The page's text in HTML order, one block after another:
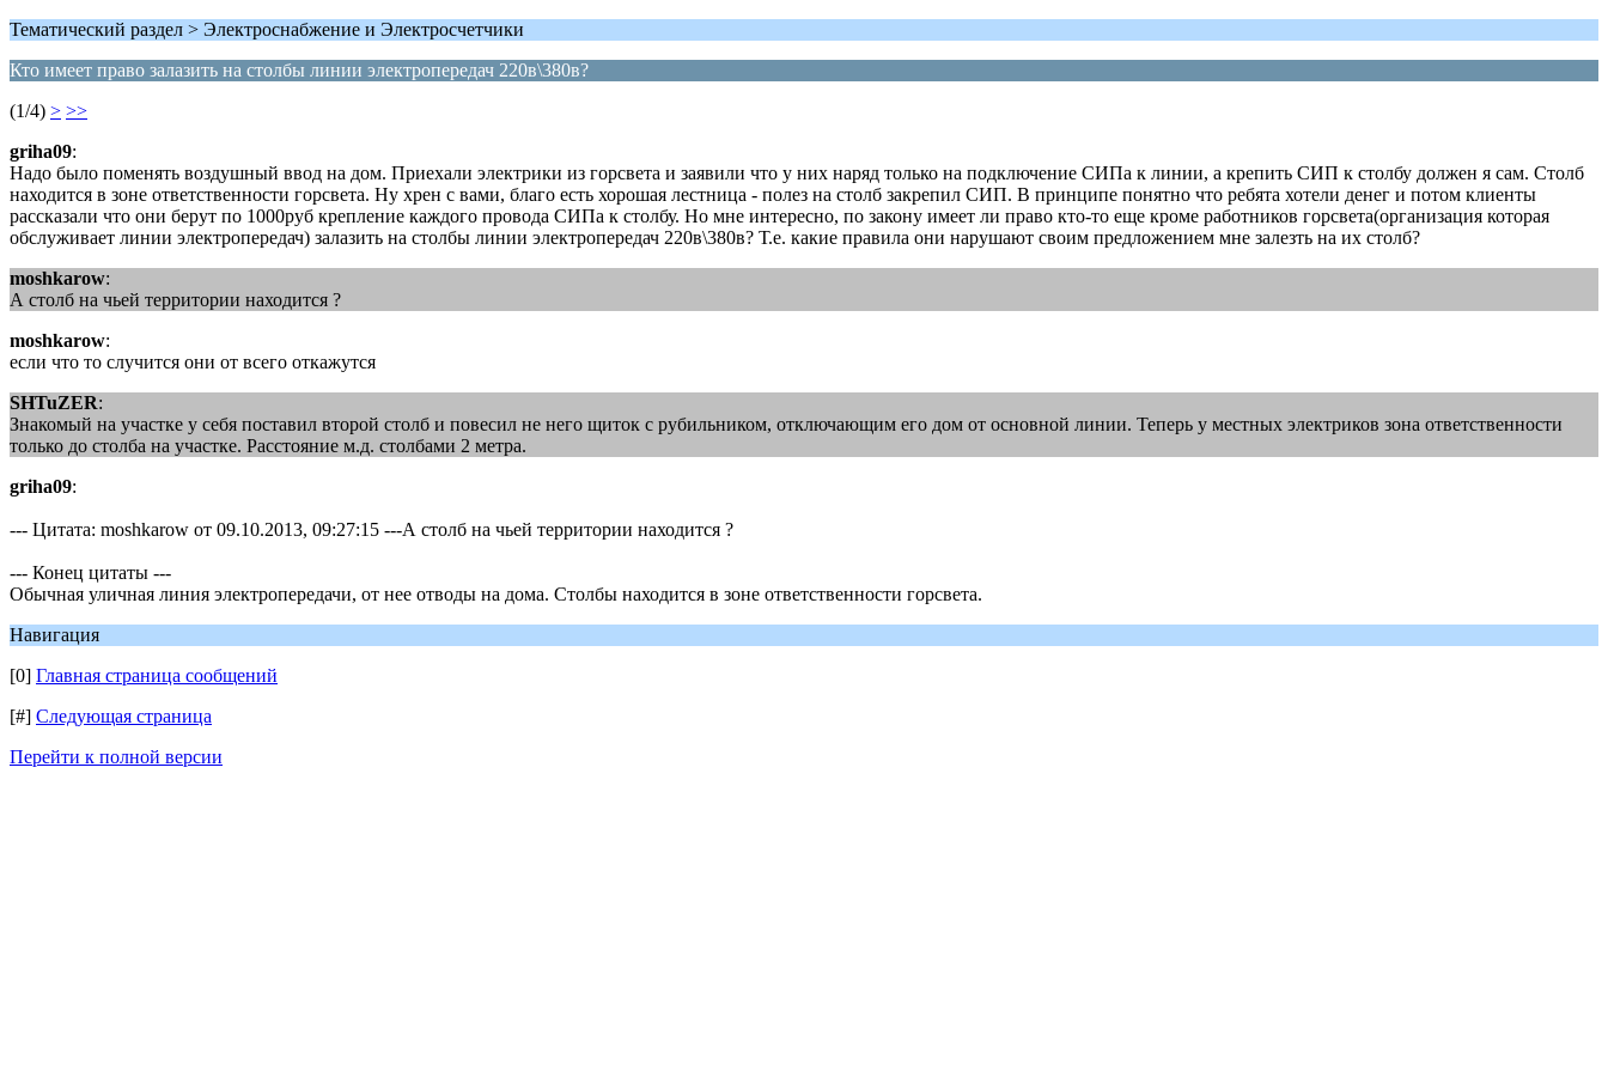
Тематический раздел > Электроснабжение и Электросчетчики
Кто имеет право залазить на столбы линии электропередач 220в\380в?
(1/4) > >>
griha09:
Надо было поменять воздушный ввод на дом. Приехали электрики из горсвета и заявили что у них наряд только на подключение СИПа к линии, а крепить СИП к столбу должен я сам. Столб
находится в зоне ответственности горсвета. Ну хрен с вами, благо есть хорошая лестница - полез на столб закрепил СИП. В принципе понятно что ребята хотели денег и потом клиенты
рассказали что они берут по 1000руб крепление каждого провода СИПа к столбу. Но мне интересно, по закону имеет ли право кто-то еще кроме работников горсвета(организация которая
обслуживает линии электропередач) залазить на столбы линии электропередач 220в\380в? Т.е. какие правила они нарушают своим предложением мне залезть на их столб?
moshkarow:
А столб на чьей территории находится ?
moshkarow:
если что то случится они от всего откажутся
SHTuZER:
Знакомый на участке у себя поставил второй столб и повесил не него щиток с рубильником, отключающим его дом от основной линии. Теперь у местных электриков зона ответственности
только до столба на участке. Расстояние м.д. столбами 2 метра.
griha09:
--- Цитата: moshkarow от 09.10.2013, 09:27:15 ---А столб на чьей территории находится ?
--- Конец цитаты ---
Обычная уличная линия электропередачи, от нее отводы на дома. Столбы находится в зоне ответственности горсвета.
Навигация
[0] Главная страница сообщений
[#] Следующая страница
Перейти к полной версии